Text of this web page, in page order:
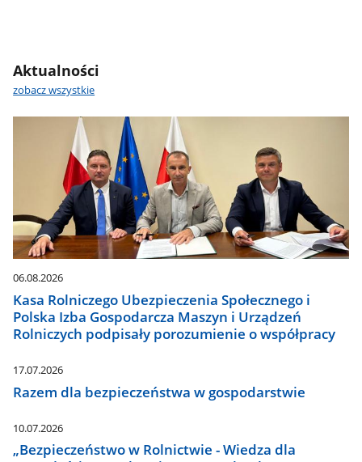
Aktualności
zobacz wszystkie
06.08.2026
Kasa Rolniczego Ubezpieczenia Społecznego i
Polska Izba Gospodarcza Maszyn i Urządzeń
Rolniczych podpisały porozumienie o współpracy
17.07.2026
Razem dla bezpieczeństwa w gospodarstwie
10.07.2026
„Bezpieczeństwo w Rolnictwie - Wiedza dla